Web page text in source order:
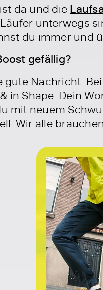
da und die
unterwegs
du immer und
gefällig?
gute Nachricht:
in Shape. Dein
mit neuem
Wir alle